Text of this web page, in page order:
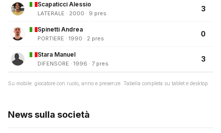
Scapaticci Alessio
LATERALE · 2000 · 9 pres
3
Spinetti Andrea
PORTIERE · 1990 · 2 pres
0
Stara Manuel
DIFENSORE · 1996 · 7 pres
3
Su mobile: giocatore con ruolo, anno e presenze. Tabella completa su tablet e desktop.
News sulla società